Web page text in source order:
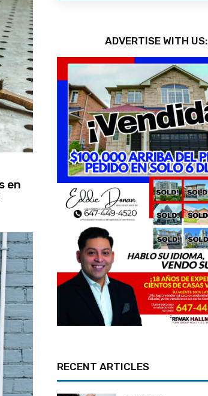
en
ADVERTISE WITH US:
RECENT ARTICLES